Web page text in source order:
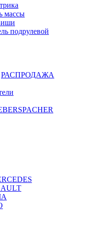
массы
подрулевой
РАСПРОДАЖА